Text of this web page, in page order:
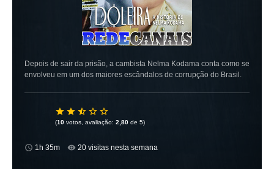
Depois de sair da prisão, a cambista Nelma Kodama conta como se
envolveu em um dos maiores escândalos de corrupção do Brasil.
(10 votos, avaliação: 2,80 de 5)
1h 35m 20 visitas nesta semana